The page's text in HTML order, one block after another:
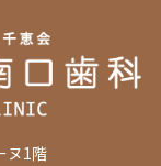
ヌ1階